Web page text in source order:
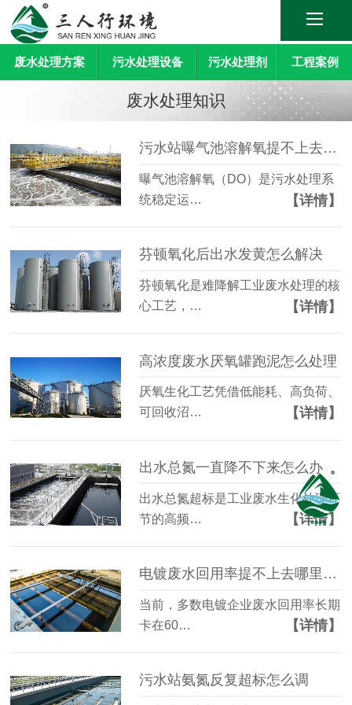
废水处理方案 污水处理设备 污水处理剂 工程案例
废水处理知识
污水站曝气池溶解氧提不上去怎么办？
曝气池溶解氧（DO）是污水处理系
统稳定运…
【详情】
芬顿氧化后出水发黄怎么解决
芬顿氧化是难降解工业废水处理的核
心工艺，…
【详情】
高浓度废水厌氧罐跑泥怎么处理
厌氧生化工艺凭借低能耗、高负荷、
可回收沼…
【详情】
出水总氮一直降不下来怎么办
出水总氮超标是工业废水生化处理环
节的高频…
【详情】
电镀废水回用率提不上去哪里有问题
当前，多数电镀企业废水回用率长期
卡在60…
【详情】
污水站氨氮反复超标怎么调